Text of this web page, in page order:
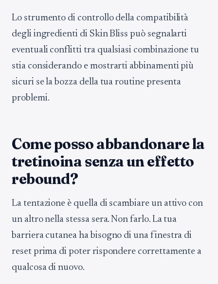
Lo strumento di controllo della compatibilità
degli ingredienti di Skin Bliss può segnalarti
eventuali conflitti tra qualsiasi combinazione tu
stia considerando e mostrarti abbinamenti più
sicuri se la bozza della tua routine presenta
problemi.
Come posso abbandonare la
tretinoina senza un effetto
rebound?
La tentazione è quella di scambiare un attivo con
un altro nella stessa sera. Non farlo. La tua
barriera cutanea ha bisogno di una finestra di
reset prima di poter rispondere correttamente a
qualcosa di nuovo.